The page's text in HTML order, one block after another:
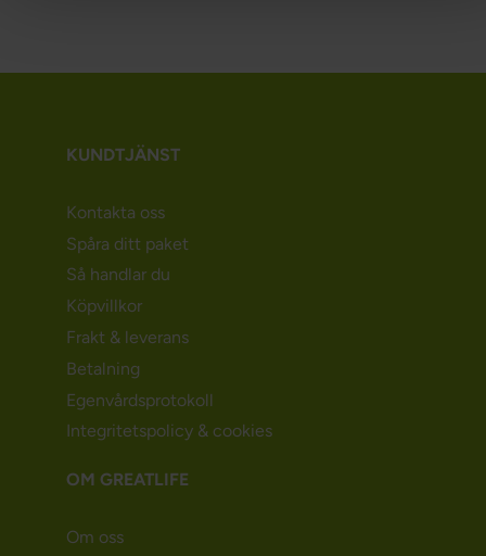
KUNDTJÄNST
Kontakta oss
Spåra ditt paket
Så handlar du
Köpvillkor
Frakt & leverans
Betalning
Egenvårdsprotokoll
Integritetspolicy & cookies
OM GREATLIFE
Om oss